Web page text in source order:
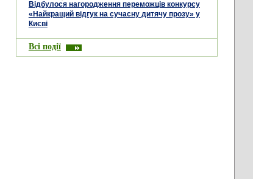
Відбулося нагородження переможців конкурсу
«Найкращий відгук на сучасну дитячу прозу» у
Києві
Всі події